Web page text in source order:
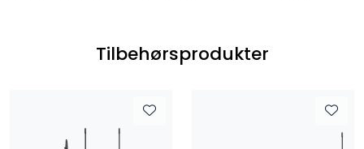
Tilbehørsprodukter